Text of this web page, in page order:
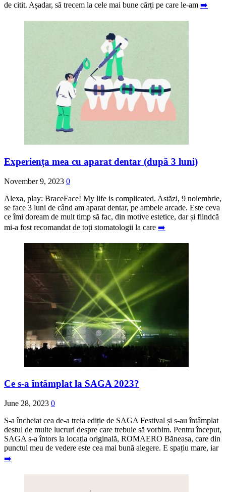
de citit. Așadar, să trecem la cele mai bune cărți pe care le-am ➡️
Experiența mea cu aparat dentar (după 3 luni)
November 9, 2023 0
Alexa, play: BraceFace! My life is complicated. Astăzi, 9 noiembrie,
se face 3 luni de când am aparat dentar, pe ambele arcade. Este ceva
ce îmi doream de mult timp să fac, din motive estetice, dar și fiindcă
mi-a fost recomandat de toți stomatologii la care ➡️
Ce s-a întâmplat la SAGA 2023?
June 28, 2023 0
S-a încheiat cea de-a treia ediție de SAGA Festival și s-au întâmplat
destul de multe lucruri despre care trebuie să vorbim. Pentru început,
SAGA s-a întors la locația originală, ROMAERO Băneasa, care din
punctul meu de vedere este cea mai bună alegere. E spațiu mare, iar
➡️